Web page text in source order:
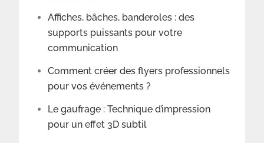
Affiches, bâches, banderoles : des
supports puissants pour votre
communication
Comment créer des flyers professionnels
pour vos événements ?
Le gaufrage : Technique d’impression
pour un effet 3D subtil